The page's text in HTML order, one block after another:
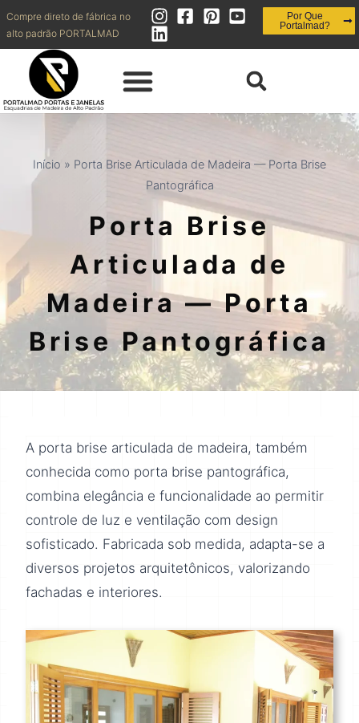
Compre direto de fábrica no
alto padrão PORTALMAD
Por Que
Portalmad?
Início » Porta Brise Articulada de Madeira — Porta Brise
Pantográfica
Porta Brise
Articulada de
Madeira — Porta
Brise Pantográfica
A porta brise articulada de madeira, também
conhecida como porta brise pantográfica,
combina elegância e funcionalidade ao permitir
controle de luz e ventilação com design
sofisticado. Fabricada sob medida, adapta-se a
diversos projetos arquitetônicos, valorizando
fachadas e interiores.